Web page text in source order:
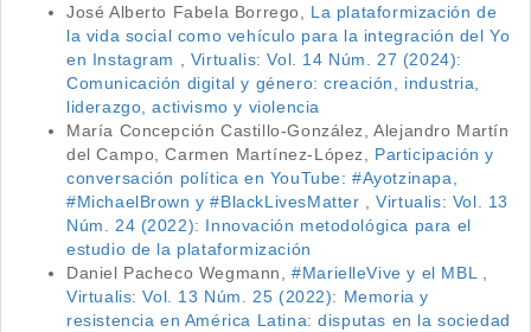
José Alberto Fabela Borrego, La plataformización de
la vida social como vehículo para la integración del Yo
en Instagram
Virtualis: Vol. 14 Núm. 27 (2024):
Comunicación digital y género: creación, industria,
liderazgo, activismo y violencia
María Concepción Castillo-González, Alejandro Martín
del Campo, Carmen Martínez-López, Participación y
conversación política en YouTube: #Ayotzinapa,
#MichaelBrown y #BlackLivesMatter
,Virtualis: Vol. 13
Núm. 24 (2022): Innovación metodológica para el
estudio de la plataformización
Daniel Pacheco Wegmann,#MarielleVive y el MBL
Virtualis: Vol. 13 Núm. 25 (2022): Memoria y
resistencia en América Latina: disputas en la sociedad